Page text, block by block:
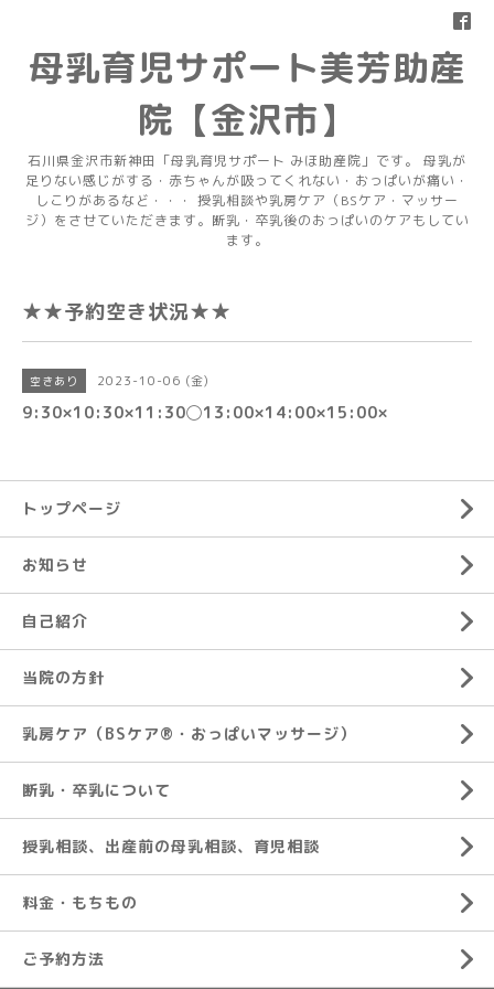
母乳育児サポート美芳助産
院【金沢市】
石川県金沢市新神田「母乳育児サポート みほ助産院」です。 母乳が
足りない感じがする・赤ちゃんが吸ってくれない・おっぱいが痛い・
しこりがあるなど・・・ 授乳相談や乳房ケア（BSケア・マッサー
ジ）をさせていただきます。断乳・卒乳後のおっぱいのケアもしてい
ます。
★★予約空き状況★★
空きあり 2023-10-06 (金)
9:30×10:30×11:30◯13:00×14:00×15:00×
トップページ
お知らせ
自己紹介
当院の方針
乳房ケア（BSケア®︎・おっぱいマッサージ）
断乳・卒乳について
授乳相談、出産前の母乳相談、育児相談
料金・もちもの
ご予約方法